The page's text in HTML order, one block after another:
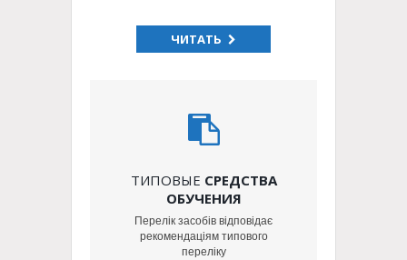
ЧИТАТЬ
ТИПОВЫЕ СРЕДСТВА
ОБУЧЕНИЯ
Перелік засобів відповідає
рекомендаціям типового
переліку